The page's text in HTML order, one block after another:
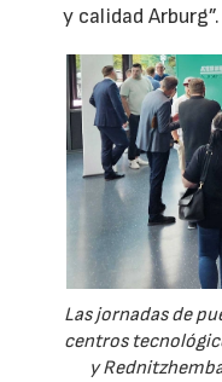
y calidad Arburg”.
Las jornadas de
centros
y